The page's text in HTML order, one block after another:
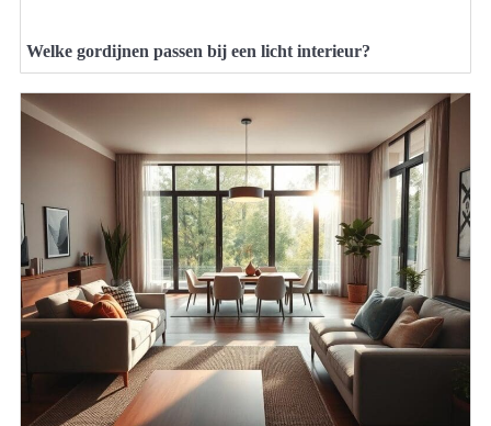
Welke gordijnen passen bij een licht interieur?